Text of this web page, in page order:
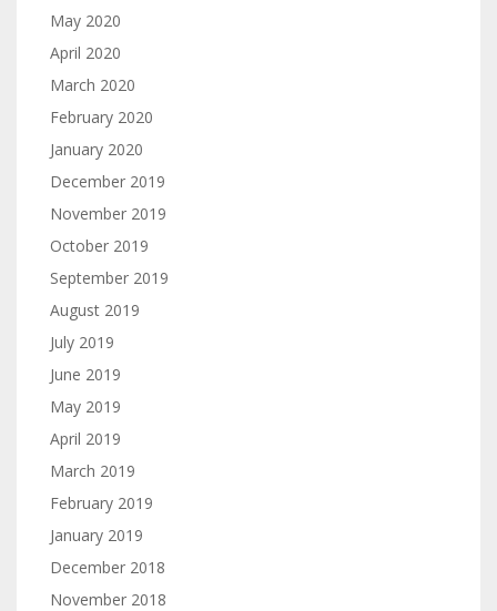
May 2020
April 2020
March 2020
February 2020
January 2020
December 2019
November 2019
October 2019
September 2019
August 2019
July 2019
June 2019
May 2019
April 2019
March 2019
February 2019
January 2019
December 2018
November 2018